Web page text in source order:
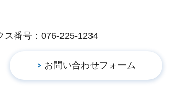
ス番号：076-225-1234